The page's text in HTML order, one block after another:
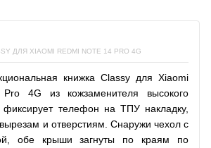
ДЛЯ XIAOMI REDMI NOTE 14 PRO 4G
книжка Classy для Xiaomi
4G из кожзаменителя высокого
фиксирует телефон на ТПУ накладку,
и отверстиям. Снаружи чехол с
обе крыши загнуты по краям по